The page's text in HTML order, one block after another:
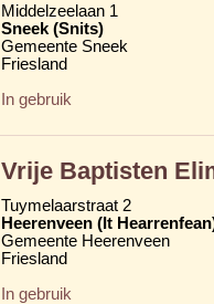
Middelzeelaan 1
Sneek (Snits)
Gemeente Sneek
Friesland
In gebruik
Vrije Baptisten
Tuymelaarstraat 2
Heerenveen (It
Gemeente Heerenveen
Friesland
In gebruik